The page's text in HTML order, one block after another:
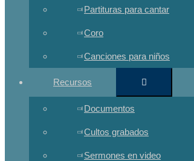
Partituras para cantar
Coro
Canciones para niños
Recursos
Documentos
Cultos grabados
Sermones en video